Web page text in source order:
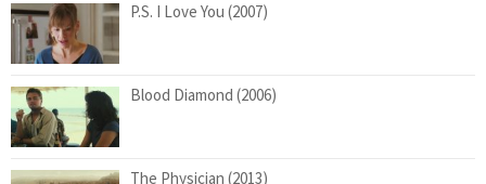
P.S. I Love You (2007)
Blood Diamond (2006)
The Physician (2013)